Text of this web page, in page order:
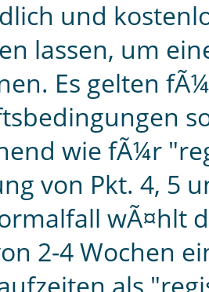
und
lassen, um
Es gelten
wie fÃ¼r
von Pkt. 4, 5
wÃ¤hlt
2-4 Wochen